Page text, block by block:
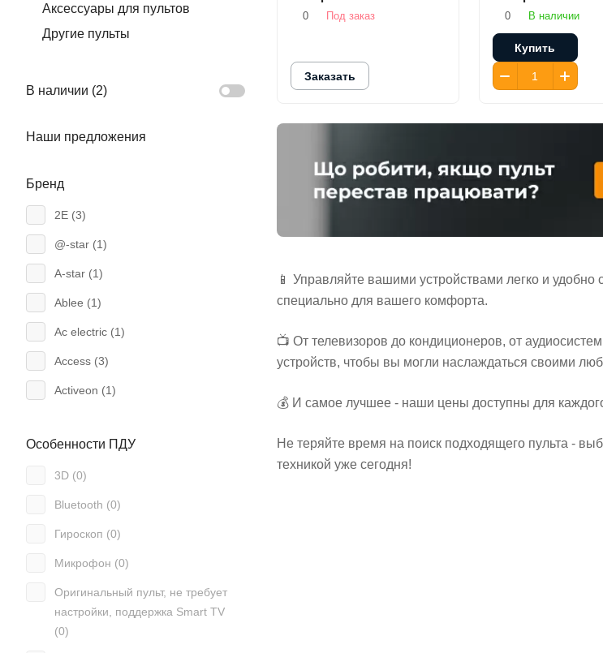
0 Под заказ
Заказать
0 В наличии
Купить
📱 Управляйте вашими устройствами легко и
специально для вашего комфорта.
📺 От телевизоров до кондиционеров, от
устройств, чтобы вы могли наслаждаться своими
💰 И самое лучшее - наши цены доступны для
Не теряйте время на поиск подходящего пульта -
техникой уже сегодня!
Аксессуары для пультов
Другие пульты
В наличии (2)
Наши предложения
Бренд
2E (3)
@-star (1)
A-star (1)
Ablee (1)
Ac electric (1)
Access (3)
Activeon (1)
Aeg (5)
Ag (1)
Air mouse (18
Airwell (3)
Aiwa (19)
Akai (67)
Особенности ПДУ
3D (0)
Bluetooth (0)
Гироскоп (0)
Микрофон (0)
Оригинальный пульт, не требует
настройки, поддержка Smart TV
(0)